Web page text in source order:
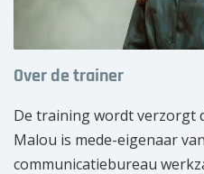
Over de trainer
De training wordt verzorgt
Malou is mede-eigenaar van
communicatiebureau